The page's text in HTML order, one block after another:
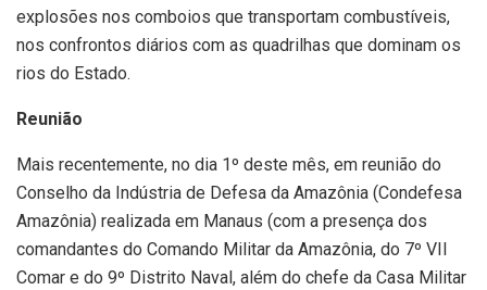
explosões nos comboios que transportam combustíveis,
nos confrontos diários com as quadrilhas que dominam os
rios do Estado.
Reunião
Mais recentemente, no dia 1º deste mês, em reunião do
Conselho da Indústria de Defesa da Amazônia (Condefesa
Amazônia) realizada em Manaus (com a presença dos
comandantes do Comando Militar da Amazônia, do 7º VII
Comar e do 9º Distrito Naval, além do chefe da Casa Militar